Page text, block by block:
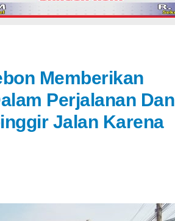
Memberikan
Perjalanan Dan
Jalan Karena